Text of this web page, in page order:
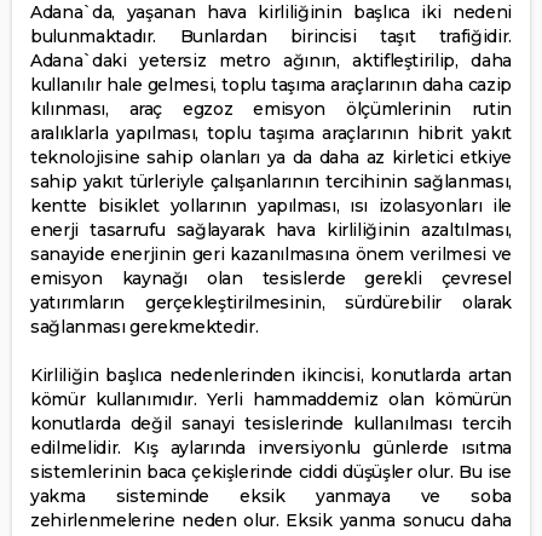
Adana`da, yaşanan hava kirliliğinin başlıca iki nedeni
bulunmaktadır. Bunlardan birincisi taşıt trafiğidir.
Adana`daki yetersiz metro ağının, aktifleştirilip, daha
kullanılır hale gelmesi, toplu taşıma araçlarının daha cazip
kılınması, araç egzoz emisyon ölçümlerinin rutin
aralıklarla yapılması, toplu taşıma araçlarının hibrit yakıt
teknolojisine sahip olanları ya da daha az kirletici etkiye
sahip yakıt türleriyle çalışanlarının tercihinin sağlanması,
kentte bisiklet yollarının yapılması, ısı izolasyonları ile
enerji tasarrufu sağlayarak hava kirliliğinin azaltılması,
sanayide enerjinin geri kazanılmasına önem verilmesi ve
emisyon kaynağı olan tesislerde gerekli çevresel
yatırımların gerçekleştirilmesinin, sürdürebilir olarak
sağlanması gerekmektedir.
Kirliliğin başlıca nedenlerinden ikincisi, konutlarda artan
kömür kullanımıdır. Yerli hammaddemiz olan kömürün
konutlarda değil sanayi tesislerinde kullanılması tercih
edilmelidir. Kış aylarında inversiyonlu günlerde ısıtma
sistemlerinin baca çekişlerinde ciddi düşüşler olur. Bu ise
yakma sisteminde eksik yanmaya ve soba
zehirlenmelerine neden olur. Eksik yanma sonucu daha